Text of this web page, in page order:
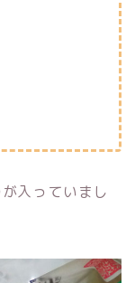
入っていまし